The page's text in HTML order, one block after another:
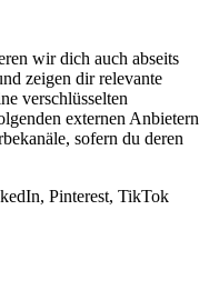
wir dich auch abseits
zeigen dir relevante
verschlüsselten
externen Anbietern
sofern du deren
Pinterest, TikTok